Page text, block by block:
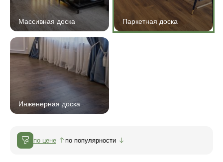
Массивная доска Паркетная доска
Инженерная доска
по цене по популярности